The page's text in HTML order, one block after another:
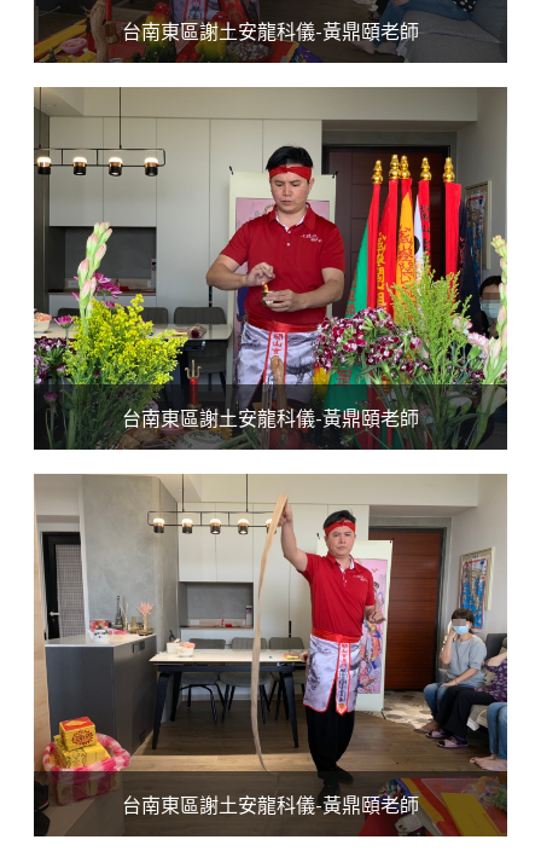
台南東區謝土安龍科儀-黃鼎頤老師
台南東區謝土安龍科儀-黃鼎頤老師
台南東區謝土安龍科儀-黃鼎頤老師